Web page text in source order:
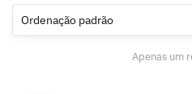
Apenas um